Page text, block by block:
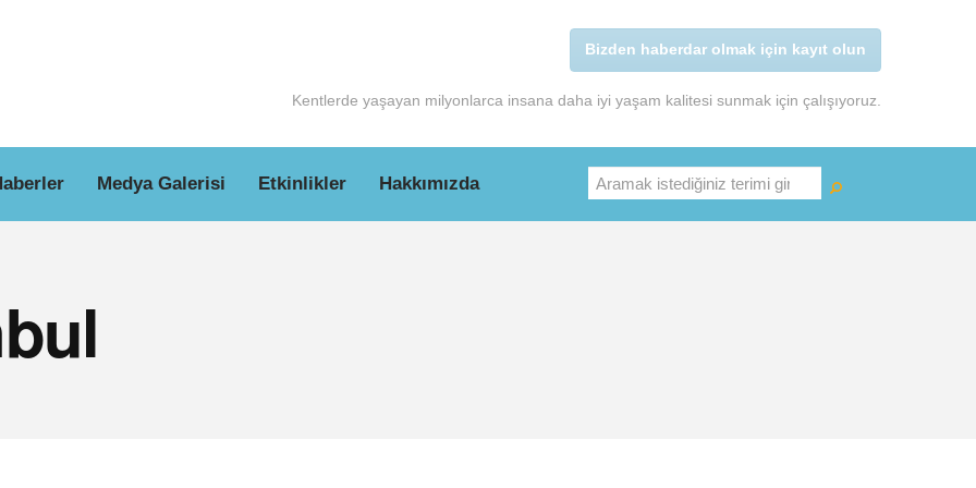
Kentlerde yaşayan milyonlarca insana daha iyi yaşam kalitesi sunmak için çalışıyoruz.
Bizden haberdar olmak için kayıt olun
Medya Galerisi Etkinlikler Hakkımızda Ara